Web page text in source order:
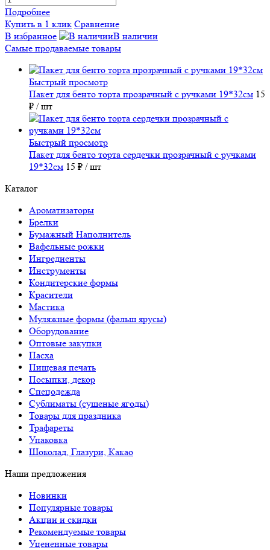
Подробнее
Купить в 1 клик Сравнение
В избранное
В наличии
Самые продаваемые товары
Быстрый просмотр
Пакет для бенто торта прозрачный с ручками 19*32см 15
₽ / шт
Быстрый просмотр
Пакет для бенто торта сердечки прозрачный с ручками
19*32см 15 ₽ / шт
Каталог
Ароматизаторы
Брелки
Бумажный Наполнитель
Вафельные рожки
Ингредиенты
Инструменты
Кондитерские формы
Красители
Мастика
Муляжные формы (фальш ярусы)
Оборудование
Оптовые закупки
Пасха
Пищевая печать
Посыпки, декор
Спецодежда
Сублиматы (сушеные ягоды)
Товары для праздника
Трафареты
Упаковка
Шоколад, Глазури, Какао
Наши предложения
Новинки
Популярные товары
Акции и скидки
Рекомендуемые товары
Уцененные товары